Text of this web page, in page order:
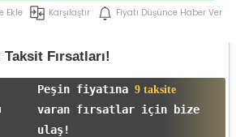
Karşılaştır Fiyatı Düşünce Haber Ver
Fırsatları!
Peşin fiyatına 9 taksite
varan fırsatlar için bize
ulaş!